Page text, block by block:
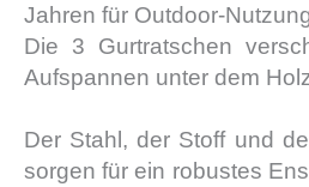
Jahren für Outdoor-
Die 3 Gurtratschen
Aufspannen unter dem
Der Stahl, der Stoff und
sorgen für ein robustes